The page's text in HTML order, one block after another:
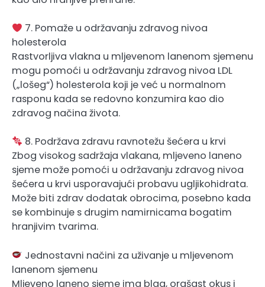
7. Pomaže u održavanju zdravog nivoa
holesterola
Rastvorljiva vlakna u mljevenom lanenom sjemenu
mogu pomoći u održavanju zdravog nivoa LDL
(„lošeg“) holesterola koji je već u normalnom
rasponu kada se redovno konzumira kao dio
zdravog načina života.
8. Podržava zdravu ravnotežu šećera u krvi
Zbog visokog sadržaja vlakana, mljeveno laneno
sjeme može pomoći u održavanju zdravog nivoa
šećera u krvi usporavajući probavu ugljikohidrata.
Može biti zdrav dodatak obrocima, posebno kada
se kombinuje s drugim namirnicama bogatim
hranjivim tvarima.
Jednostavni načini za uživanje u mljevenom
lanenom sjemenu
Mljeveno laneno sjeme ima blag, orašast okus i